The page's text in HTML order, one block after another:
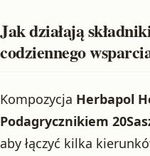
Jak działają
codziennego
Kompozycja Herbapol
Podagrycznikiem
aby łączyć kilka